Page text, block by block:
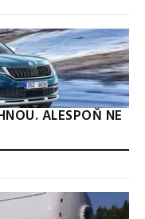
ALESPOŇ NE